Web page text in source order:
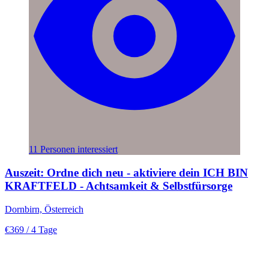
11 Personen interessiert
Auszeit: Ordne dich neu - aktiviere dein ICH BIN
KRAFTFELD - Achtsamkeit & Selbstfürsorge
Dornbirn, Österreich
€369 / 4 Tage